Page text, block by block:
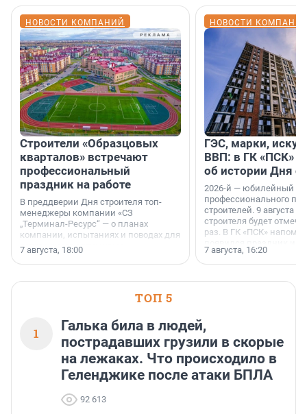
НОВОСТИ КОМПАНИЙ
Строители «Образцовых
кварталов» встречают
профессиональный
праздник на работе
В преддверии Дня строителя топ-
менеджеры компании «СЗ
„Терминал-Ресурс“ — о планах
компании, испытаниях и поводах для
осторожного оптимизма.
7 августа, 18:00
НОВОСТИ
ГЭС, марки,
ВВП: в ГК «ПСК»
об истории Дня
2026-й — юбилейный
профессионального
строителей. 9 августа
строителя будет
раз. В ГК «ПСК»
поменялась роль
7 августа, 16:20
ТОП 5
1
Галька била в людей,
пострадавших грузили в скорые
на лежаках. Что происходило в
Геленджике после атаки БПЛА
92 613